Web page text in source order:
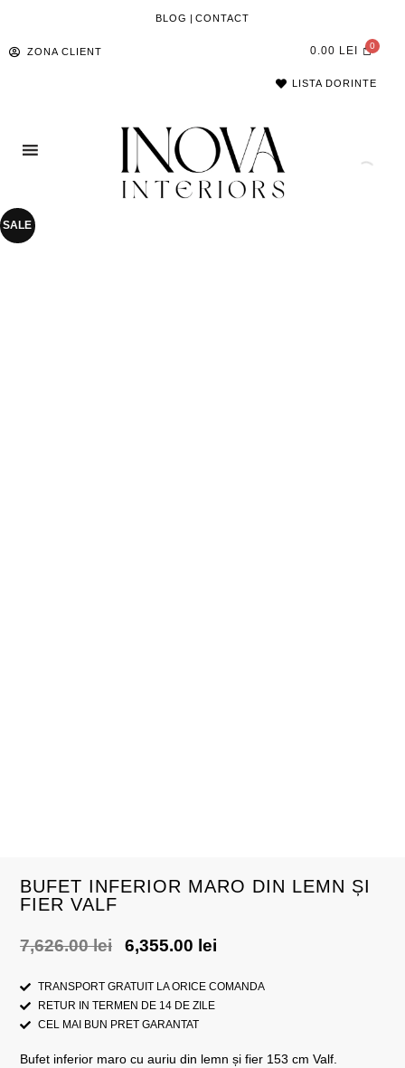
BLOG | CONTACT
ZONA CLIENT 0.00 LEI
LISTA DORINTE
SALE
BUFET INFERIOR MARO DIN LEMN ȘI
FIER VALF
7,626.00lei 6,355.00 lei
TRANSPORT GRATUIT LA ORICE COMANDA
RETUR IN TERMEN DE 14 DE ZILE
CEL MAI BUN PRET GARANTAT
Bufet inferior maro cu auriu din lemn și fier 153 cm Valf.